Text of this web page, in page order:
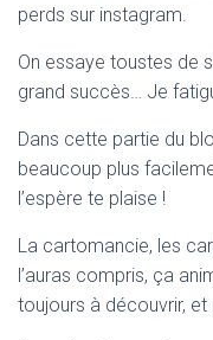
perds sur instagram.
On essaye toustes de
grand succès… Je
Dans cette partie du
beaucoup plus
l’espère te plaise !
La cartomancie, les
l’auras compris, ça
toujours à découvrir,